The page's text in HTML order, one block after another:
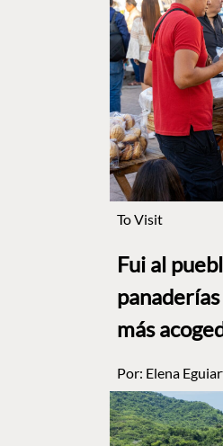
To Visit
Fui al
más
Por: Elena